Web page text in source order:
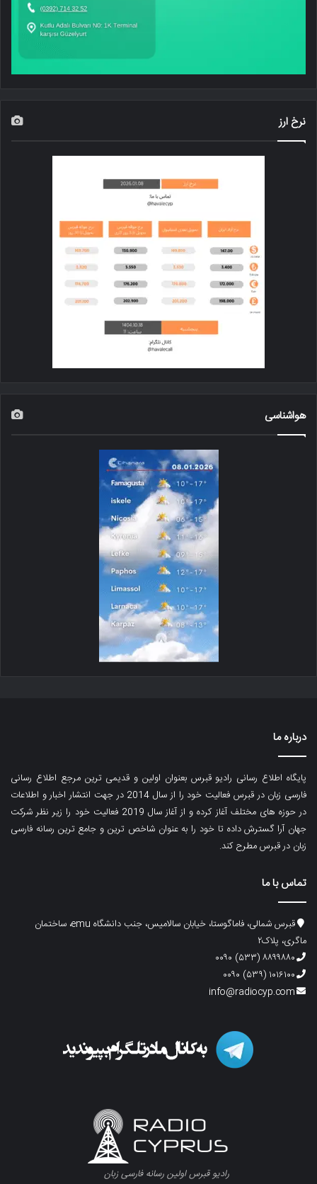
نرخ ارز
هواشناسی
درباره ما
پایگاه اطلاع رسانی رادیو قبرس بعنوان اولین و قدیمی ترین مرجع اطلاع رسانی
فارسی زبان در قبرس فعالیت خود را از سال 2014 در جهت انتشار اخبار و اطلاعات
در حوزه های مختلف آغاز کرده و از آغاز سال 2019 فعالیت خود را زیر نظر شرکت
جهان آرا گسترش داده تا خود را به عنوان شاخص ترین و جامع ترین رسانه فارسی
زبان در قبرس مطرح کند.
تماس با ما
قبرس شمالی، فاماگوستا، خیابان سالامیس، جنب دانشگاه emu، ساختمان
ماگری، پلاک۲
۸۸۹۹۸۸۰ (۵۳۳) ۰۰۹۰
۱۰۱۶۱۰۰ (۵۳۹) ۰۰۹۰
info@radiocyp.com
رادیو قبرس اولین رسانه فارسی زبان